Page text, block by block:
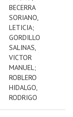
BECERRA
SORIANO,
LETICIA;
GORDILLO
SALINAS,
VICTOR
MANUEL;
ROBLERO
HIDALGO,
RODRIGO